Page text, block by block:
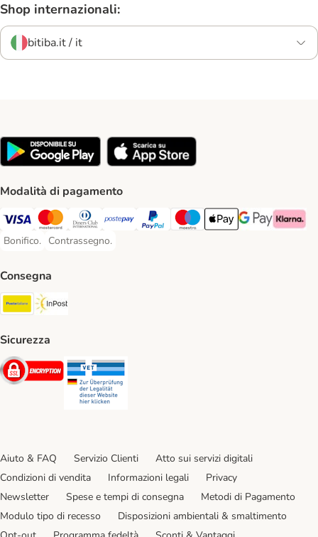
Shop internazionali:
bitiba.it / it
Modalità di pagamento
Visa. Payment Method
Mastercard. Payment Method
Diners Club. Payment Method
Postepay. Payment Method
PayPal. Payment Method
Maestro. Payment Method
Apple pay. Payment
Google Pay
Klarna
Bonifico.
Bonifico. Payment Method
Contrassegno.
Contrassegno. Payment Method
Consegna
Poste Italiane. Shipping Method
Sicurezza
Security
Aiuto & FAQ Servizio Clienti
Atto sui servizi digitali
Condizioni di vendita
Informazioni legali
Privacy
Newsletter
Spese e tempi di consegna
Metodi di Pagamento
Modulo tipo di recesso
Disposizioni ambientali & smaltimento